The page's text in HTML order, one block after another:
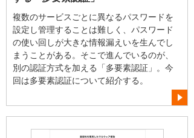
複数のサービスごとに異なるパスワードを
設定し管理することは難しく、パスワード
の使い回しが大きな情報漏えいを生んでし
まうことがある。そこで進んでいるのが、
別の認証方式を加える「多要素認証」。今
回は多要素認証について紹介する。